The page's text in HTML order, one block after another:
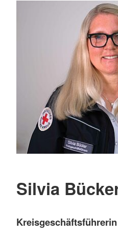
Silvia
Kreisgeschäftsführerin